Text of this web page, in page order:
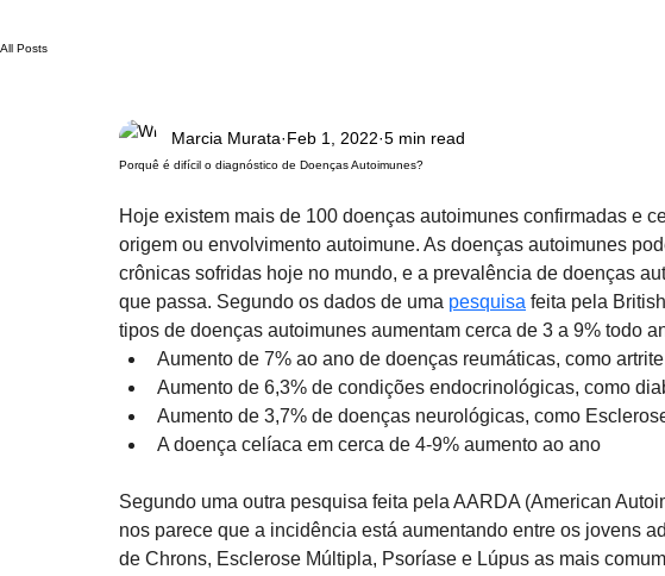
All Posts
Porquê é difícil o diagnóstico de Doenças Autoimunes?
Marcia Murata Feb 1, 2022 5 min read
Hoje existem mais de 100 doenças autoimunes confirmadas e
origem ou envolvimento autoimune. As doenças autoimunes
crônicas sofridas hoje no mundo, e a prevalência de doenças
que passa. Segundo os dados de uma pesquisa feita pela
tipos de doenças autoimunes aumentam cerca de 3 a 9% todo
Aumento de 7% ao ano de doenças reumáticas, como
Aumento de 6,3% de condições endocrinológicas, como
Aumento de 3,7% de doenças neurológicas, como
A doença celíaca em cerca de 4-9% aumento ao ano
Segundo uma outra pesquisa feita pela AARDA (American
nos parece que a incidência está aumentando entre os jovens
de Chrons, Esclerose Múltipla, Psoríase e Lúpus as mais